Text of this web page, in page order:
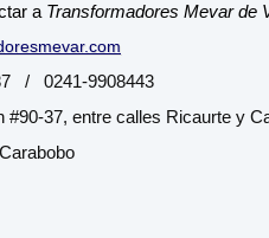
a Transformadores Mevar de
/ 0241-9908443
#90-37, entre calles Ricaurte y